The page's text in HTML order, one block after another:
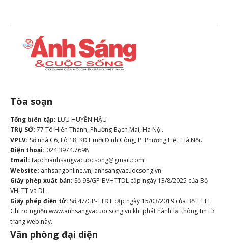
Tòa soạn
Tổng biên tập: LƯU HUYỀN HẬU
TRỤ SỞ: 77 Tô Hiến Thành, Phường Bạch Mai, Hà Nội.
VPLV: Số nhà C6, Lô 18, KĐT mới Định Công, P. Phương Liệt, Hà Nội.
Điện thoại: 024.3974.7698
Email: tapchianhsangvacuocsong@gmail.com
Website: anhsangonline.vn; anhsangvacuocsong.vn
Giấy phép xuất bản: Số 98/GP-BVHTTDL cấp ngày 13/8/2025 của Bộ
VH, TT và DL
Giấy phép điện tử: Số 47/GP-TTĐT cấp ngày 15/03/2019 của Bộ TTTT
Ghi rõ nguồn www.anhsangvacuocsong.vn khi phát hành lại thông tin từ
trang web này.
Văn phòng đại diện